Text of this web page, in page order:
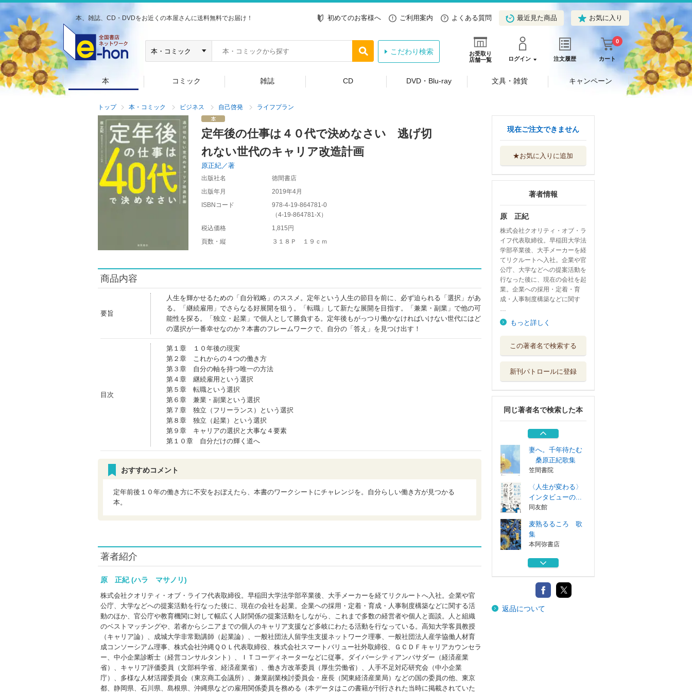
本、雑誌、CD・DVDをお近くの本屋さんに送料無料でお届け！ 初めてのお客様へ ご利用案内 よくある質問 最近見た商品 お気に入り
お受取り
店舗一覧
ログイン 注文履歴 カート
0
こだわり検索
本 コミック 雑誌 CD DVD・Blu-ray 文具・雑貨 キャンペーン
トップ 本・コミック ビジネス 自己啓発 ライフプラン
定年後の仕事は４０代で決めなさい 逃げ切
れない世代のキャリア改造計画
原正紀／著
出版社名
徳間書店
出版年月
2019年4月
ISBNコード
978-4-19-864781-0
（4-19-864781-X）
税込価格
1,815円
頁数・縦
３１８Ｐ １９ｃｍ
商品内容
要旨
人生を輝かせるための「自分戦略」のススメ。定年という人生の節目を前に、必ず迫られる「選択」があ
る。「継続雇用」でさらなる好展開を狙う。「転職」して新たな展開を目指す。「兼業・副業」で他の可
能性を探る。「独立・起業」で個人として勝負する。定年後もがっつり働かなければいけない世代にはど
の選択が一番幸せなのか？本書のフレームワークで、自分の「答え」を見つけ出す！
目次
第１章 １０年後の現実
第２章 これからの４つの働き方
第３章 自分の軸を持つ唯一の方法
第４章 継続雇用という選択
第５章 転職という選択
第６章 兼業・副業という選択
第７章 独立（フリーランス）という選択
第８章 独立（起業）という選択
第９章 キャリアの選択と大事な４要素
第１０章 自分だけの輝く道へ
おすすめコメント
定年前後１０年の働き方に不安をおぼえたら、本書のワークシートにチャレンジを。自分らしい働き方が見つかる
本。
著者紹介
原 正紀 (ハラ マサノリ)
株式会社クオリティ・オブ・ライフ代表取締役。早稲田大学法学部卒業後、大手メーカーを経てリクルートへ入社。企業や官
公庁、大学などへの提案活動を行なった後に、現在の会社を起業。企業への採用・定着・育成・人事制度構築などに関する活
動のほか、官公庁や教育機関に対して幅広く人財関係の提案活動をしながら、これまで多数の経営者や個人と面談。人と組織
のベストマッチングや、若者からシニアまでの個人のキャリア支援など多岐にわたる活動を行なっている。高知大学客員教授
（キャリア論）、成城大学非常勤講師（起業論）、一般社団法人留学生支援ネットワーク理事、一般社団法人産学協働人材育
成コンソーシアム理事、株式会社沖縄ＱＯＬ代表取締役、株式会社スマートバリュー社外取締役、ＧＣＤＦキャリアカウンセラ
ー、中小企業診断士（経営コンサルタント）、ＩＴコーディネーターなどに従事。ダイバーシティアンバサダー（経済産業
省）、キャリア評価委員（文部科学省、経済産業省）、働き方改革委員（厚生労働省）、人手不足対応研究会（中小企業
庁）、多様な人材活躍委員会（東京商工会議所）、兼業副業検討委員会・座長（関東経済産業局）などの国の委員の他、東京
都、静岡県、石川県、島根県、沖縄県などの雇用関係委員を務める（本データはこの書籍が刊行された当時に掲載されていた
現在ご注文できません
★お気に入りに追加
著者情報
原 正紀
株式会社クオリティ・オブ・ラ
イフ代表取締役。早稲田大学法
学部卒業後、大手メーカーを経
てリクルートへ入社。企業や官
公庁、大学などへの提案活動を
行なった後に、現在の会社を起
業。企業への採用・定着・育
成・人事制度構築などに関す
…
もっと詳しく
この著者名で検索する
新刊パトロールに登録
同じ著者名で検索した本
集
ようこそ、歌の世
本阿弥書店
近代奇人伝
白馬社
妻へ。千年待たむ
桑原正紀歌集
笠間書院
〈人生が変わる〉
インタビューの...
同友館
麦熟るるころ 歌
集
本阿弥書店
ようこそ、歌の世
本阿弥書店
近代奇人伝
白馬社
返品について